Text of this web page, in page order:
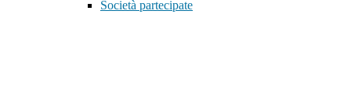
Società partecipate